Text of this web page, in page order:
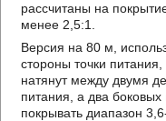
рассчитаны на
менее 2,5:1.
Версия на 80 м,
стороны точки
натянут между двумя
питания, а два
покрывать диапазон